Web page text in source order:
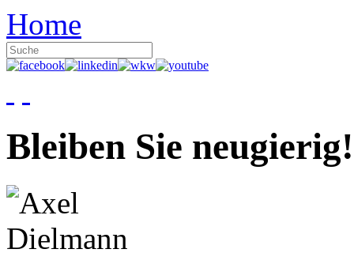
Home
Bleiben Sie neugierig!